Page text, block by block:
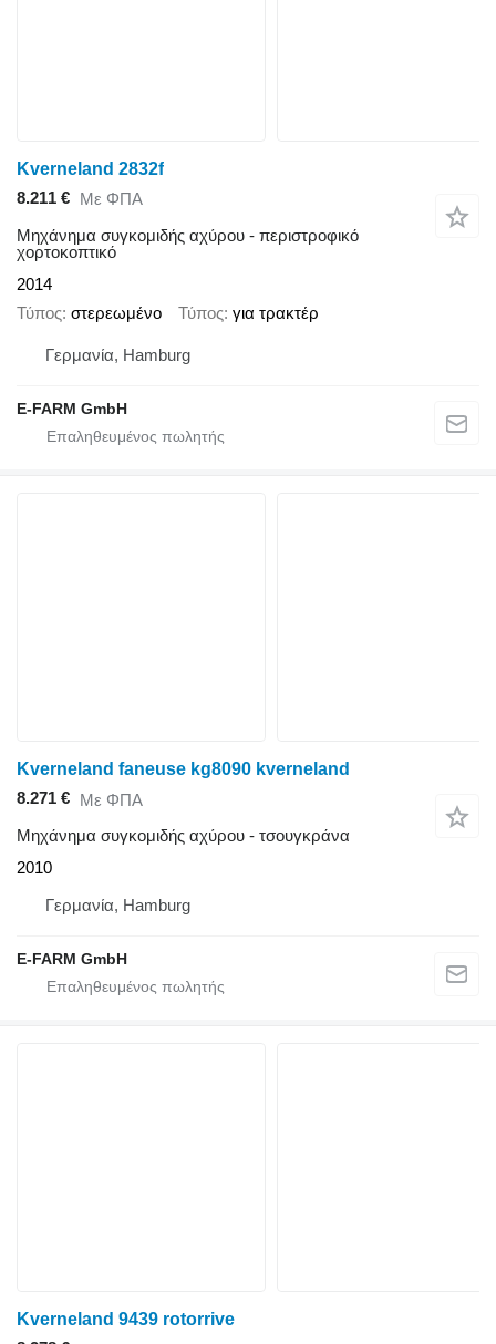
Kverneland 2832f
8.211 € Με ΦΠΑ
Μηχάνημα συγκομιδής αχύρου - περιστροφικό
χορτοκοπτικό
2014
Τύπος στερεωμένο Τύπος για τρακτέρ
Γερμανία, Hamburg
E-FARM GmbH
Kverneland faneuse kg8090 kverneland
8.271 € Με ΦΠΑ
Μηχάνημα συγκομιδής αχύρου - τσουγκράνα
2010
Γερμανία, Hamburg
E-FARM GmbH
Kverneland 9439 rotorrive